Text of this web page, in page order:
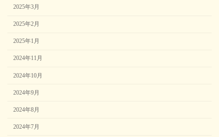
2025年3月
2025年2月
2025年1月
2024年11月
2024年10月
2024年9月
2024年8月
2024年7月